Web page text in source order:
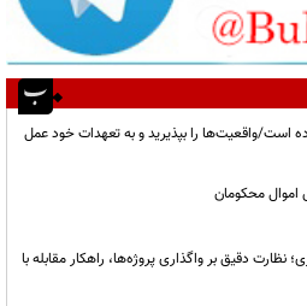
است/واقعیت‌ها را بپذیرید و به تعهدات خود عمل
اموال محکومان
نظارت دقیق بر واگذاری پروژه‌ها، راهکار مقابله با